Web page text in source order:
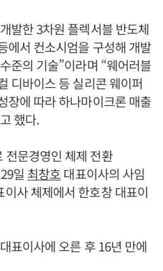
발한 3차원 플렉서블 반도체
에서 컨소시엄을 구성해 개발
준의 기술”이라며 “웨어러블
디바이스 등 실리콘 웨이퍼
장에 따라 하나마이크론 매출
했다.
전문경영인 체제 전환
일 최창호대표이사의 사임
이사 체제에서 한호창 대표이
표이사에 오른 후 16년 만에